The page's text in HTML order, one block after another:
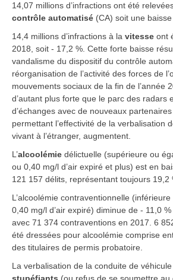
14,07 millions d’infractions ont été
contrôle automatisé (CA) soit une
14,4 millions d’infractions à la vitesse ont
2018, soit - 17,2 %. Cette forte baisse
vandalisme du dispositif du contrôle
réorganisation de l’activité des forces de
mouvements sociaux de la fin de l’année
d’autant plus forte que le parc des radars
d’échanges avec de nouveaux
permettant l’effectivité de la verbalisation
vivant à l’étranger, augmentent.
L’alcoolémie délictuelle (supérieure ou
ou 0,40 mg/l d’air expiré et plus) est en
121 157 délits, représentant toujours 19,2
L’alcoolémie contraventionnelle
0,40 mg/l d’air expiré) diminue de - 11,0
avec 71 374 contraventions en 2017. 6
été dressées pour alcoolémie comprise
des titulaires de permis probatoire.
La verbalisation de la conduite de